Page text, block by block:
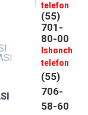
telefon
(55)
701-
80-00
Ishonch
telefon
(55)
706-
58-60